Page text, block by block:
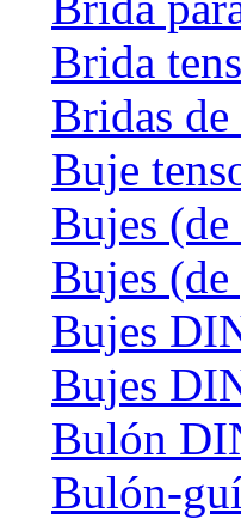
Brida
Bridas
Buje
Bujes
Bujes
Bujes
Bujes
Bulón
Bulón-